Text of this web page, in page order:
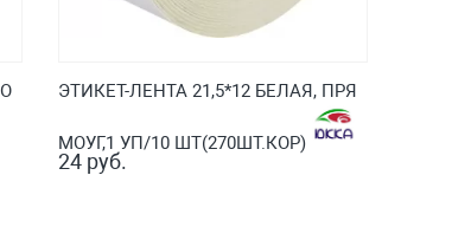
ЭТИКЕТ-ЛЕНТА 21,5*12 БЕЛАЯ, ПРЯ
МОУГ,1 УП/10 ШТ(270ШТ.КОР)
24 руб.